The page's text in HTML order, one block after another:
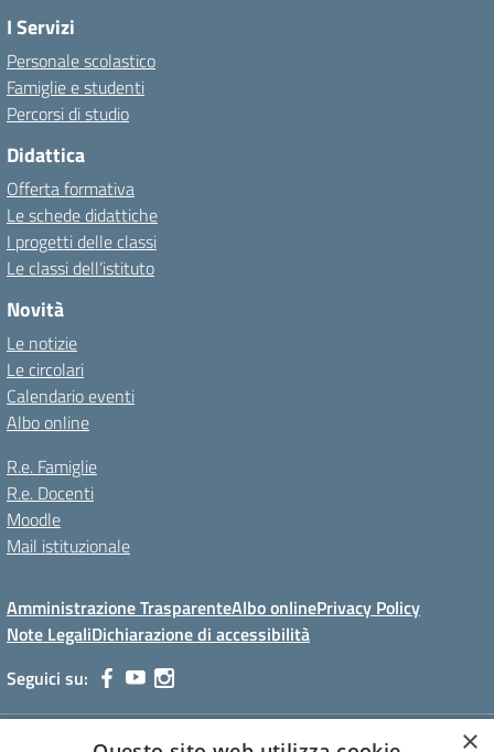
I Servizi
Personale scolastico
Famiglie e studenti
Percorsi di studio
Didattica
Offerta formativa
Le schede didattiche
I progetti delle classi
Le classi dell’istituto
Novità
Le notizie
Le circolari
Calendario eventi
Albo online
R.e. Famiglie
R.e. Docenti
Moodle
Mail istituzionale
Amministrazione TrasparenteAlbo onlinePrivacy Policy
Note LegaliDichiarazione di accessibilità
Seguici su:
I.S.I.S. "C. Facchinetti" ×